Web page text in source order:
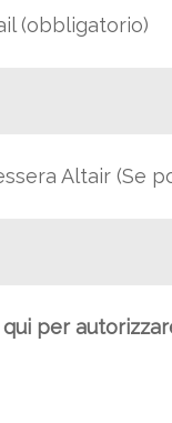
(obbligatorio)
Altair (Se
qui per